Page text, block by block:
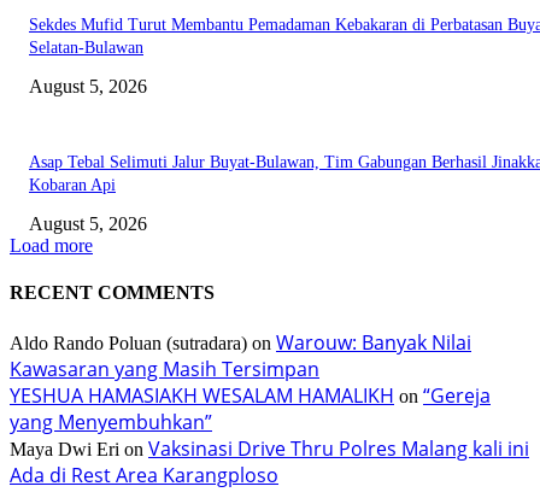
Sekdes Mufid Turut Membantu Pemadaman Kebakaran di Perbatasan
Selatan-Bulawan
August 5, 2026
Asap Tebal Selimuti Jalur Buyat-Bulawan, Tim Gabungan Berhasil
Kobaran Api
August 5, 2026
Load more
RECENT COMMENTS
Aldo Rando Poluan (sutradara) on Warouw: Banyak Nilai
Kawasaran yang Masih Tersimpan
YESHUA HAMASIAKH WESALAM HAMALIKH on “Gereja
yang Menyembuhkan”
Maya Dwi Eri on Vaksinasi Drive Thru Polres Malang kali ini
Ada di Rest Area Karangploso